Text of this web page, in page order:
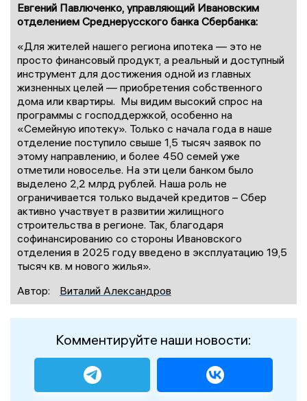
Евгений Павлюченко, управляющий Ивановским
отделением Среднерусского банка Сбербанка:
«Для жителей нашего региона ипотека — это не
просто финансовый продукт, а реальный и доступный
инструмент для достижения одной из главных
жизненных целей — приобретения собственного
дома или квартиры. Мы видим высокий спрос на
программы с господдержкой, особенно на
«Семейную ипотеку». Только с начала года в наше
отделение поступило свыше 1,5 тысяч заявок по
этому направлению, и более 450 семей уже
отметили новоселье. На эти цели банком было
выделено 2,2 млрд рублей. Наша роль не
ограничивается только выдачей кредитов – Сбер
активно участвует в развитии жилищного
строительства в регионе. Так, благодаря
софинансированию со стороны Ивановского
отделения в 2025 году введено в эксплуатацию 19,5
тысяч кв. м нового жилья».
Автор:
Виталий Александров
Комментируйте наши новости: